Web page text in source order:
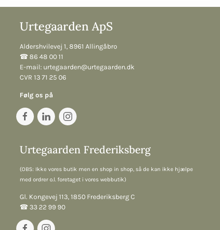
Urtegaarden ApS
Aldershvilevej 1, 8961 Allingåbro
☎︎ 86 48 00 11
E-mail: urtegaarden@urtegaarden.dk
CVR 13 71 25 06
Følg os på
Urtegaarden Frederiksberg
(OBS: Ikke vores butik men en shop in shop, så de kan ikke hjælpe
med ordrer o.l. foretaget i vores webbutik)
Gl. Kongevej 113, 1850 Frederiksberg C
☎︎ 33 22 99 90